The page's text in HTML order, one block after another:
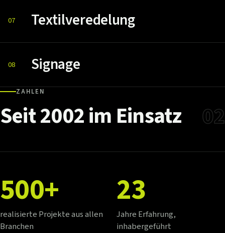
07 Textilveredelung
08 Signage
ZAHLEN
Seit2002im Einsatz 02
500+
realisierte Projekte aus allen
Branchen
23
Jahre Erfahrung,
inhabergeführt